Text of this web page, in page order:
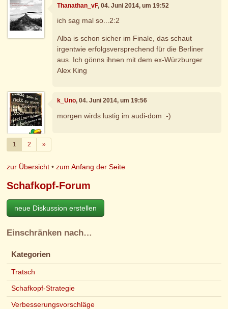
Thanathan_vF, 04. Juni 2014, um 19:52
ich sag mal so...2:2
Alba is schon sicher im Finale, das schaut
irgentwie erfolgsversprechend für die Berliner
aus. Ich gönns ihnen mit dem ex-Würzburger
Alex King
k_Uno, 04. Juni 2014, um 19:56
morgen wirds lustig im audi-dom :-)
1 2 »Weiter
zur Übersicht •zum Anfang der Seite
Schafkopf-Forum
neue Diskussion erstellen
Einschränken nach…
Kategorien
Tratsch
Schafkopf-Strategie
Verbesserungsvorschläge